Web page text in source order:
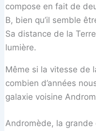
compose en fait de
B, bien qu’il semble
Sa distance de la
lumière.
Même si la vitesse de
combien d’années
galaxie voisine
Andromède, la